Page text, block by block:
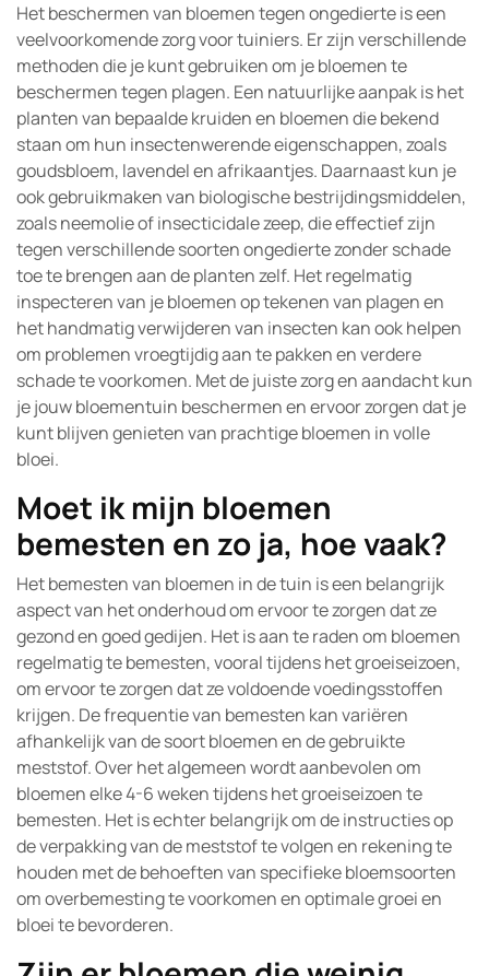
Het beschermen van bloemen tegen ongedierte is een
veelvoorkomende zorg voor tuiniers. Er zijn verschillende
methoden die je kunt gebruiken om je bloemen te
beschermen tegen plagen. Een natuurlijke aanpak is het
planten van bepaalde kruiden en bloemen die bekend
staan om hun insectenwerende eigenschappen, zoals
goudsbloem, lavendel en afrikaantjes. Daarnaast kun je
ook gebruikmaken van biologische bestrijdingsmiddelen,
zoals neemolie of insecticidale zeep, die effectief zijn
tegen verschillende soorten ongedierte zonder schade
toe te brengen aan de planten zelf. Het regelmatig
inspecteren van je bloemen op tekenen van plagen en
het handmatig verwijderen van insecten kan ook helpen
om problemen vroegtijdig aan te pakken en verdere
schade te voorkomen. Met de juiste zorg en aandacht kun
je jouw bloementuin beschermen en ervoor zorgen dat je
kunt blijven genieten van prachtige bloemen in volle
bloei.
Moet ik mijn bloemen
bemesten en zo ja, hoe vaak?
Het bemesten van bloemen in de tuin is een belangrijk
aspect van het onderhoud om ervoor te zorgen dat ze
gezond en goed gedijen. Het is aan te raden om bloemen
regelmatig te bemesten, vooral tijdens het groeiseizoen,
om ervoor te zorgen dat ze voldoende voedingsstoffen
krijgen. De frequentie van bemesten kan variëren
afhankelijk van de soort bloemen en de gebruikte
meststof. Over het algemeen wordt aanbevolen om
bloemen elke 4-6 weken tijdens het groeiseizoen te
bemesten. Het is echter belangrijk om de instructies op
de verpakking van de meststof te volgen en rekening te
houden met de behoeften van specifieke bloemsoorten
om overbemesting te voorkomen en optimale groei en
bloei te bevorderen.